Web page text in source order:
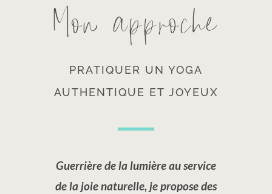
Mon approche
PRATIQUER UN YOGA
AUTHENTIQUE ET JOYEUX
Guerrière de la lumière au service
de la joie naturelle, je propose des